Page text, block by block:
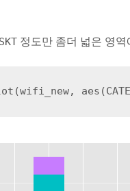
SKT 정도만 좀더 넓은 영